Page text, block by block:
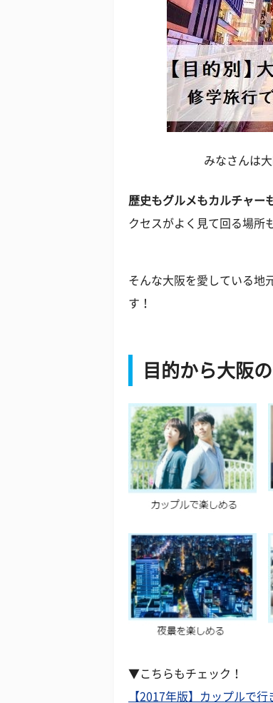
みなさんは
歴史もグルメもカルチャー
クセスがよく見て回る場所
そんな大阪を愛している地
す！
目的から大阪
▼こちらもチェック！
【2017年版】カップルで